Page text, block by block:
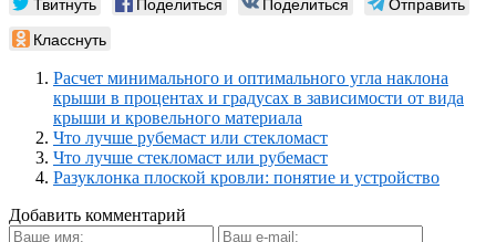
Класснуть
Расчет минимального и оптимального угла наклона
крыши в процентах и градусах в зависимости от вида
крыши и кровельного материала
Что лучше рубемаст или стекломаст
Что лучше стекломаст или рубемаст
Разуклонка плоской кровли: понятие и устройство
Добавить комментарий